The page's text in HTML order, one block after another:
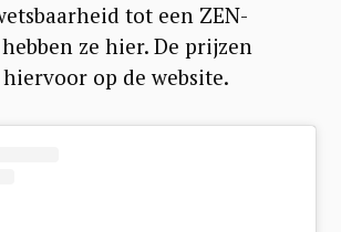
tot een ZEN-
ze hier. De prijzen
op de website.